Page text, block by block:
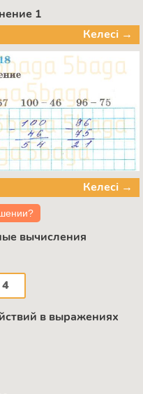
1
Келесі →
Келесі →
вычисления
4
в выражениях